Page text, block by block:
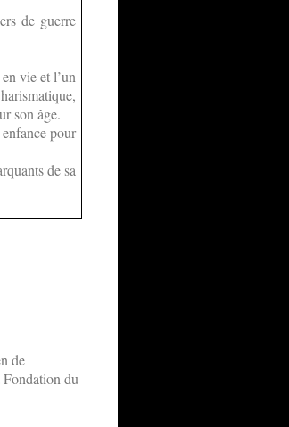
de guerre
vie et l’un
son âge.
pour
de sa
de
du